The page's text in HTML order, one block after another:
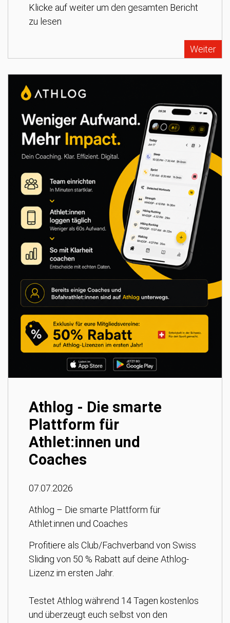
Klicke auf weiter um den gesamten Bericht
zu lesen
Weiter
Athlog - Die smarte
Plattform für
Athlet:innen und
Coaches
07.07.2026
Athlog – Die smarte Plattform für
Athlet:innen und Coaches
Profitiere als Club/Fachverband von Swiss
Sliding von 50 % Rabatt auf deine Athlog-
Lizenz im ersten Jahr.
Testet Athlog während 14 Tagen kostenlos
und überzeugt euch selbst von den